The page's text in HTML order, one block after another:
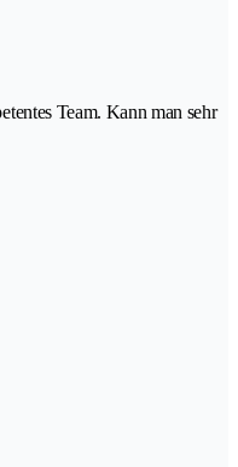
Team. Kann man sehr